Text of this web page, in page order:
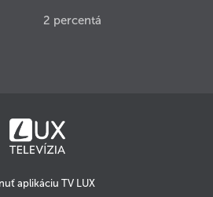
2 percentá
aplikáciu TV LUX